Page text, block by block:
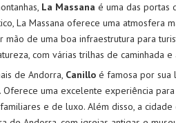
La Massana é uma das portas
La Massana oferece uma atmosfera
mão de uma boa infraestrutura para
com várias trilhas de caminhada
de Andorra, Canillo é famosa por sua
uma excelente experiência
e de luxo. Além disso, a